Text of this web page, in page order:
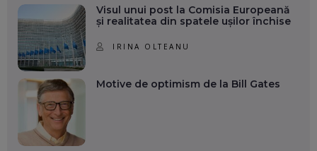
Visul unui post la Comisia Europeană
și realitatea din spatele ușilor închise
IRINA OLTEANU
Motive de optimism de la Bill Gates